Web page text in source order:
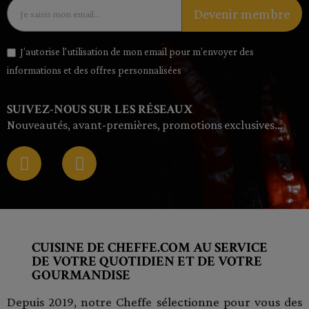
Devenir membre
J’autorise l'utilisation de mon email pour m’envoyer des
informations et des offres personnalisées
SUIVEZ-NOUS SUR LES RÉSEAUX
Nouveautés, avant-premières, promotions exclusives…
CUISINE DE CHEFFE.COM AU SERVICE
DE VOTRE QUOTIDIEN ET DE VOTRE
GOURMANDISE
Depuis 2019, notre Cheffe sélectionne pour vous des